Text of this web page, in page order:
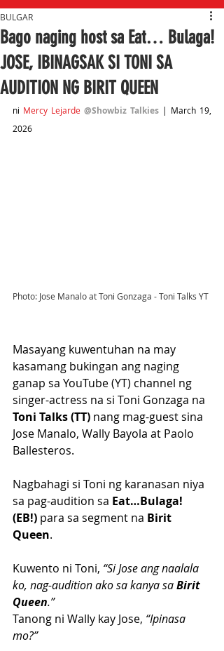
Bago naging host sa Eat… Bulaga!
JOSE, IBINAGSAK SI TONI SA
AUDITION NG BIRIT QUEEN
BULGAR
ni Mercy Lejarde @Showbiz Talkies | March 19,
2026
Photo: Jose Manalo at Toni Gonzaga - Toni Talks YT
Masayang kuwentuhan na may
kasamang bukingan ang naging
ganap sa YouTube (YT) channel ng
singer-actress na si Toni Gonzaga na
Toni Talks (TT) nang mag-guest sina
Jose Manalo, Wally Bayola at Paolo
Ballesteros.
Nagbahagi si Toni ng karanasan niya
sa pag-audition sa Eat…Bulaga!
(EB!) para sa segment na Birit
Queen.
Kuwento ni Toni, “Si Jose ang naalala
ko, nag-audition ako sa kanya sa Birit
Queen.”
Tanong ni Wally kay Jose, “Ipinasa
mo?”